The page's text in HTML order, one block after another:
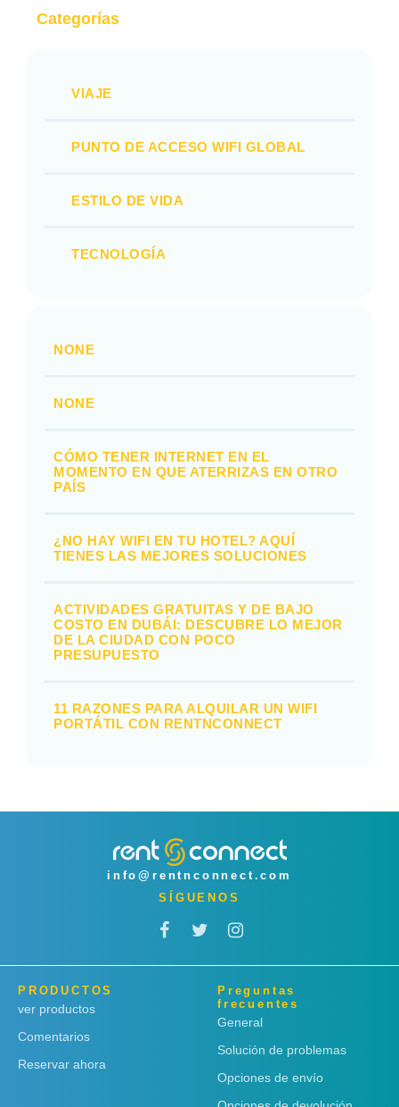
Categorías
VIAJE
PUNTO DE ACCESO WIFI GLOBAL
ESTILO DE VIDA
TECNOLOGÍA
NONE
NONE
CÓMO TENER INTERNET EN EL
MOMENTO EN QUE ATERRIZAS EN OTRO
PAÍS
¿NO HAY WIFI EN TU HOTEL? AQUÍ
TIENES LAS MEJORES SOLUCIONES
ACTIVIDADES GRATUITAS Y DE BAJO
COSTO EN DUBÁI: DESCUBRE LO MEJOR
DE LA CIUDAD CON POCO
PRESUPUESTO
11 RAZONES PARA ALQUILAR UN WIFI
PORTÁTIL CON RENTNCONNECT
info@rentnconnect.com
SÍGUENOS
PRODUCTOS
ver productos
Comentarios
Reservar ahora
Preguntas
frecuentes
General
Solución de problemas
Opciones de envío